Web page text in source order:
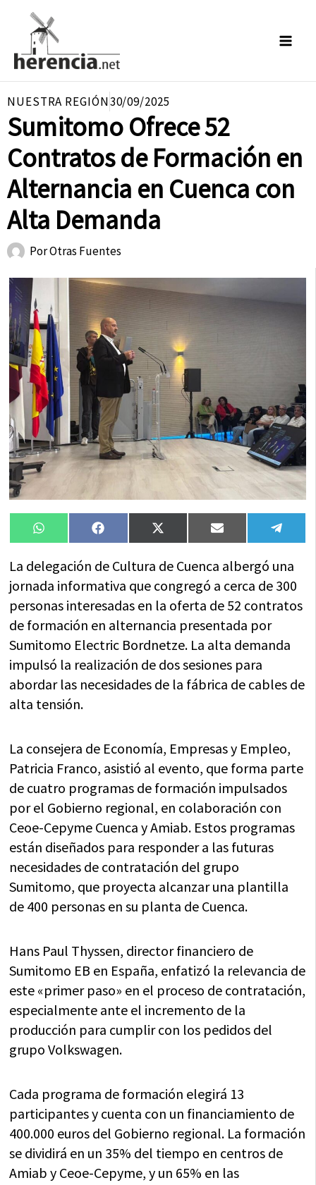
contenido
NUESTRA REGIÓN30/09/2025
Sumitomo Ofrece 52
Contratos de Formación en
Alternancia en Cuenca con
Alta Demanda
PorOtras Fuentes
Compartir
en
WhatsAppCompartir
en
FacebookCompartir
en
X
(Twitter)
Compartir
en
Email
en
La delegación de Cultura de Cuenca albergó una
jornada informativa que congregó a cerca de 300
personas interesadas en la oferta de 52 contratos
de formación en alternancia presentada por
Sumitomo Electric Bordnetze. La alta demanda
impulsó la realización de dos sesiones para
abordar las necesidades de la fábrica de cables de
alta tensión.
La consejera de Economía, Empresas y Empleo,
Patricia Franco, asistió al evento, que forma parte
de cuatro programas de formación impulsados
por el Gobierno regional, en colaboración con
Ceoe-Cepyme Cuenca y Amiab. Estos programas
están diseñados para responder a las futuras
necesidades de contratación del grupo
Sumitomo, que proyecta alcanzar una plantilla
de 400 personas en su planta de Cuenca.
Hans Paul Thyssen, director financiero de
Sumitomo EB en España, enfatizó la relevancia de
este «primer paso» en el proceso de contratación,
especialmente ante el incremento de la
producción para cumplir con los pedidos del
grupo Volkswagen.
Cada programa de formación elegirá 13
participantes y cuenta con un financiamiento de
400.000 euros del Gobierno regional. La formación
se dividirá en un 35% del tiempo en centros de
Amiab y Ceoe-Cepyme, y un 65% en las